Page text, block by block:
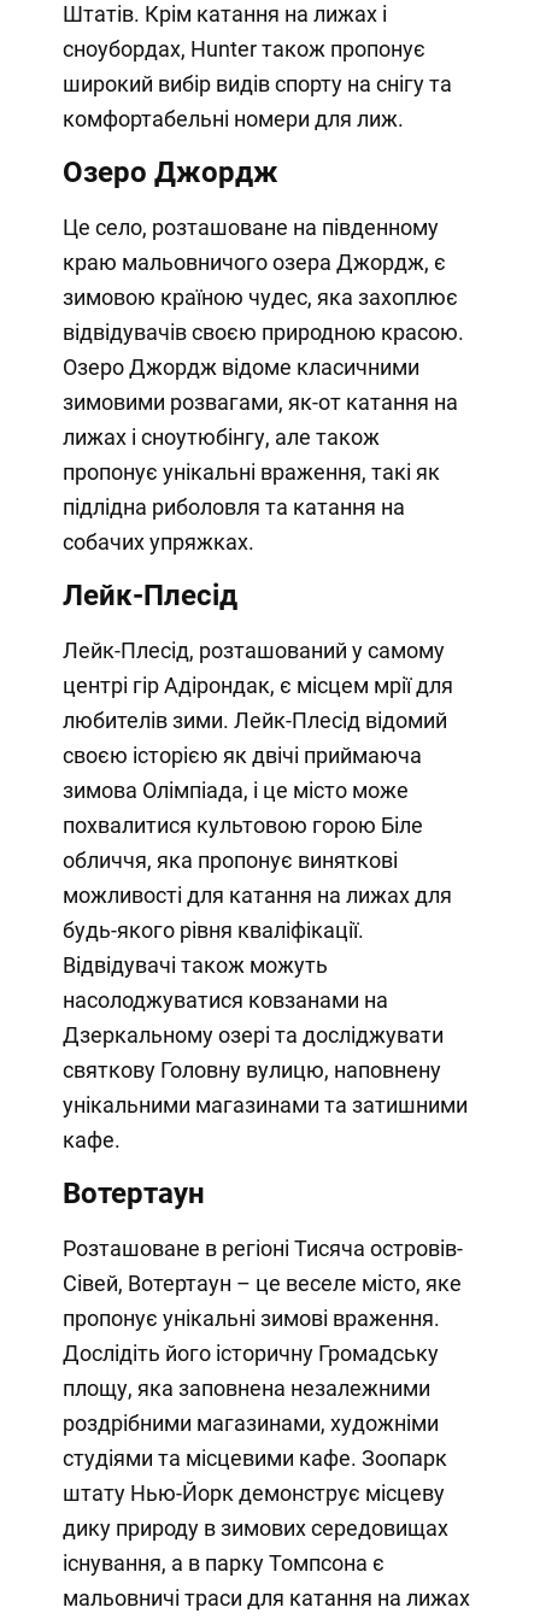
Штатів. Крім катання на лижах і
сноубордах, Hunter також пропонує
широкий вибір видів спорту на снігу та
комфортабельні номери для лиж.
Озеро Джордж
Це село, розташоване на південному
краю мальовничого озера Джордж, є
зимовою країною чудес, яка захоплює
відвідувачів своєю природною красою.
Озеро Джордж відоме класичними
зимовими розвагами, як-от катання на
лижах і сноутюбінгу, але також
пропонує унікальні враження, такі як
підлідна риболовля та катання на
собачих упряжках.
Лейк-Плесід
Лейк-Плесід, розташований у самому
центрі гір Адірондак, є місцем мрії для
любителів зими. Лейк-Плесід відомий
своєю історією як двічі приймаюча
зимова Олімпіада, і це місто може
похвалитися культовою горою Біле
обличчя, яка пропонує виняткові
можливості для катання на лижах для
будь-якого рівня кваліфікації.
Відвідувачі також можуть
насолоджуватися ковзанами на
Дзеркальному озері та досліджувати
святкову Головну вулицю, наповнену
унікальними магазинами та затишними
кафе.
Вотертаун
Розташоване в регіоні Тисяча островів-
Сівей, Вотертаун – це веселе місто, яке
пропонує унікальні зимові враження.
Дослідіть його історичну Громадську
площу, яка заповнена незалежними
роздрібними магазинами, художніми
студіями та місцевими кафе. Зоопарк
штату Нью-Йорк демонструє місцеву
дику природу в зимових середовищах
існування, а в парку Томпсона є
мальовничі траси для катання на лижах